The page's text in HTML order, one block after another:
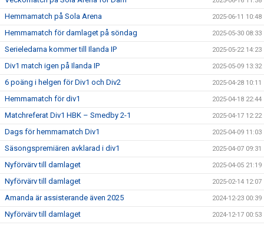
Hemmamatch på Sola Arena 2025-06-11 10:48
Hemmamatch för damlaget på söndag 2025-05-30 08:33
Serieledarna kommer till Ilanda IP 2025-05-22 14:23
Div1 match igen på Ilanda IP 2025-05-09 13:32
6 poäng i helgen för Div1 och Div2 2025-04-28 10:11
Hemmamatch för div1 2025-04-18 22:44
Matchreferat Div1 HBK – Smedby 2-1 2025-04-17 12:22
Dags för hemmamatch Div1 2025-04-09 11:03
Säsongspremiären avklarad i div1 2025-04-07 09:31
Nyförvärv till damlaget 2025-04-05 21:19
Nyförvärv till damlaget 2025-02-14 12:07
Amanda är assisterande även 2025 2024-12-23 00:39
Nyförvärv till damlaget 2024-12-17 00:53